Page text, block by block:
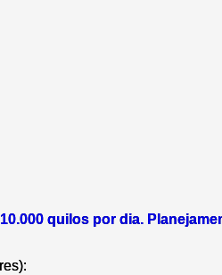
quilos por dia.